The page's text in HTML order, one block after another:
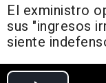
El exministro
sus "ingresos
siente